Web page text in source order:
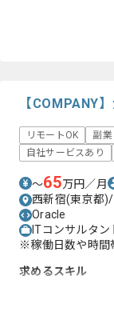
【COMPANY
リモートOK 副
自社サービスあり
〜65万円／月
西新宿(東京都
Oracle
ITコンサルタ
※稼働日数や時間
求めるスキル